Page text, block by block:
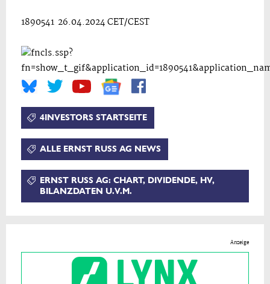
1890541 26.04.2024 CET/CEST
4INVESTORS STARTSEITE
ALLE ERNST RUSS AG NEWS
ERNST RUSS AG: CHART, DIVIDENDE, HV,
BILANZDATEN U.V.M.
Anzeige